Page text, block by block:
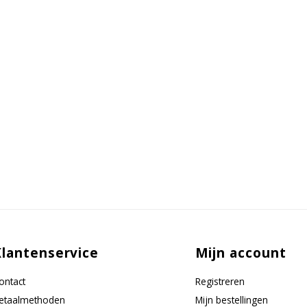
Mijn account
Registreren
Mijn bestellingen